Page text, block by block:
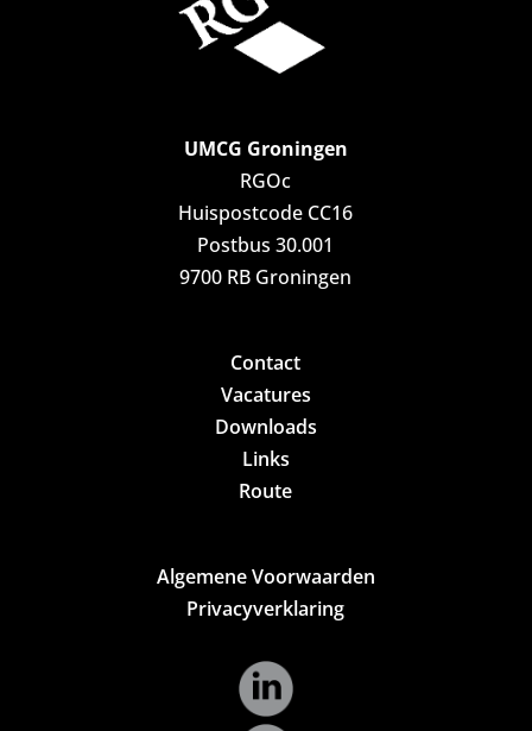
UMCG Groningen
RGOc
Huispostcode CC16
Postbus 30.001
9700 RB Groningen
Contact
Vacatures
Downloads
Links
Route
Algemene Voorwaarden
Privacyverklaring